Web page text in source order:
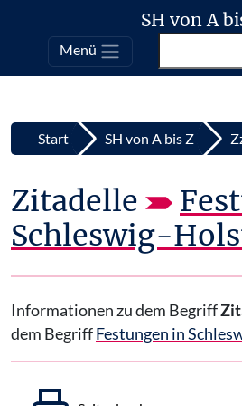
Top
Zum Inhalt springen
SH von A
Menü
Start SH von A bis Z
Zitadelle
Schleswig-
Informationen zu dem Begriff
dem BegriffFestungen in